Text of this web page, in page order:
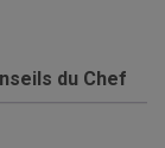
du Chef
notre